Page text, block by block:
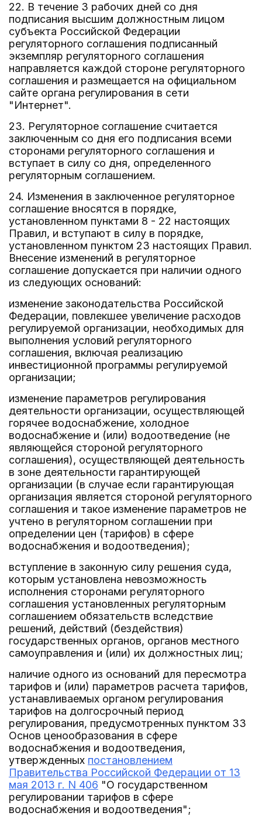
22. В течение 3 рабочих дней со дня
подписания высшим должностным лицом
субъекта Российской Федерации
регуляторного соглашения подписанный
экземпляр регуляторного соглашения
направляется каждой стороне регуляторного
соглашения и размещается на официальном
сайте органа регулирования в сети
"Интернет".
23. Регуляторное соглашение считается
заключенным со дня его подписания всеми
сторонами регуляторного соглашения и
вступает в силу со дня, определенного
регуляторным соглашением.
24. Изменения в заключенное регуляторное
соглашение вносятся в порядке,
установленном пунктами 8 - 22 настоящих
Правил, и вступают в силу в порядке,
установленном пунктом 23 настоящих Правил.
Внесение изменений в регуляторное
соглашение допускается при наличии одного
из следующих оснований:
изменение законодательства Российской
Федерации, повлекшее увеличение расходов
регулируемой организации, необходимых для
выполнения условий регуляторного
соглашения, включая реализацию
инвестиционной программы регулируемой
организации;
изменение параметров регулирования
деятельности организации, осуществляющей
горячее водоснабжение, холодное
водоснабжение и (или) водоотведение (не
являющейся стороной регуляторного
соглашения), осуществляющей деятельность
в зоне деятельности гарантирующей
организации (в случае если гарантирующая
организация является стороной регуляторного
соглашения и такое изменение параметров не
учтено в регуляторном соглашении при
определении цен (тарифов) в сфере
водоснабжения и водоотведения);
вступление в законную силу решения суда,
которым установлена невозможность
исполнения сторонами регуляторного
соглашения установленных регуляторным
соглашением обязательств вследствие
решений, действий (бездействия)
государственных органов, органов местного
самоуправления и (или) их должностных лиц;
наличие одного из оснований для пересмотра
тарифов и (или) параметров расчета тарифов,
устанавливаемых органом регулирования
тарифов на долгосрочный период
регулирования, предусмотренных пунктом 33
Основ ценообразования в сфере
водоснабжения и водоотведения,
утвержденных постановлением
Правительства Российской Федерации от 13
мая 2013 г. N 406 "О государственном
регулировании тарифов в сфере
водоснабжения и водоотведения";